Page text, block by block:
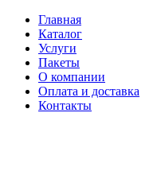
Главная
Каталог
Услуги
Пакеты
О компании
Оплата и доставка
Контакты